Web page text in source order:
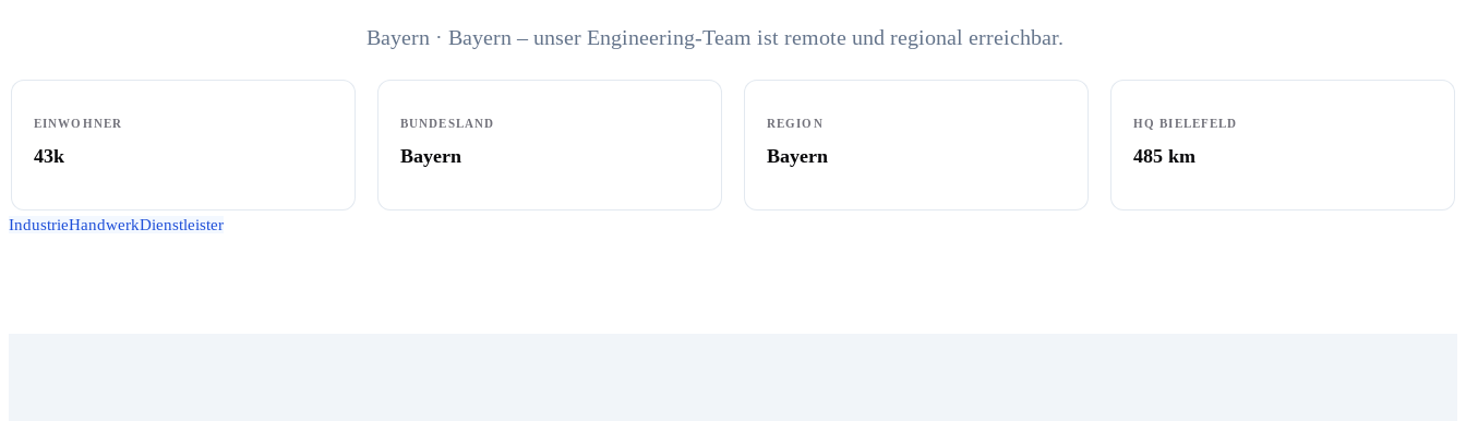
Bayern · Bayern – unser Engineering-Team ist remote und regional erreichbar.
EINWOHNER
43k
BUNDESLAND
Bayern
REGION
Bayern
HQ BIELEFELD
485 km
IndustrieHandwerkDienstleister